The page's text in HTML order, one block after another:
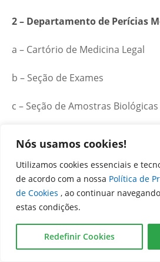
Nós usamos cookies!
Utilizamos cookies essenciais e
de acordo com a nossa Política de
de Cookies , ao continuar
estas condições.
Redefinir Cookies
2 – Departamento de Perícias
a – Cartório de Medicina Legal
b – Seção de Exames
c – Seção de Amostras Biológicas
III – COORDENAÇÃO REGIONAL
TÉCNICO-CIENTÍFICA DE
Formosa
a – Cartório de Criminalística